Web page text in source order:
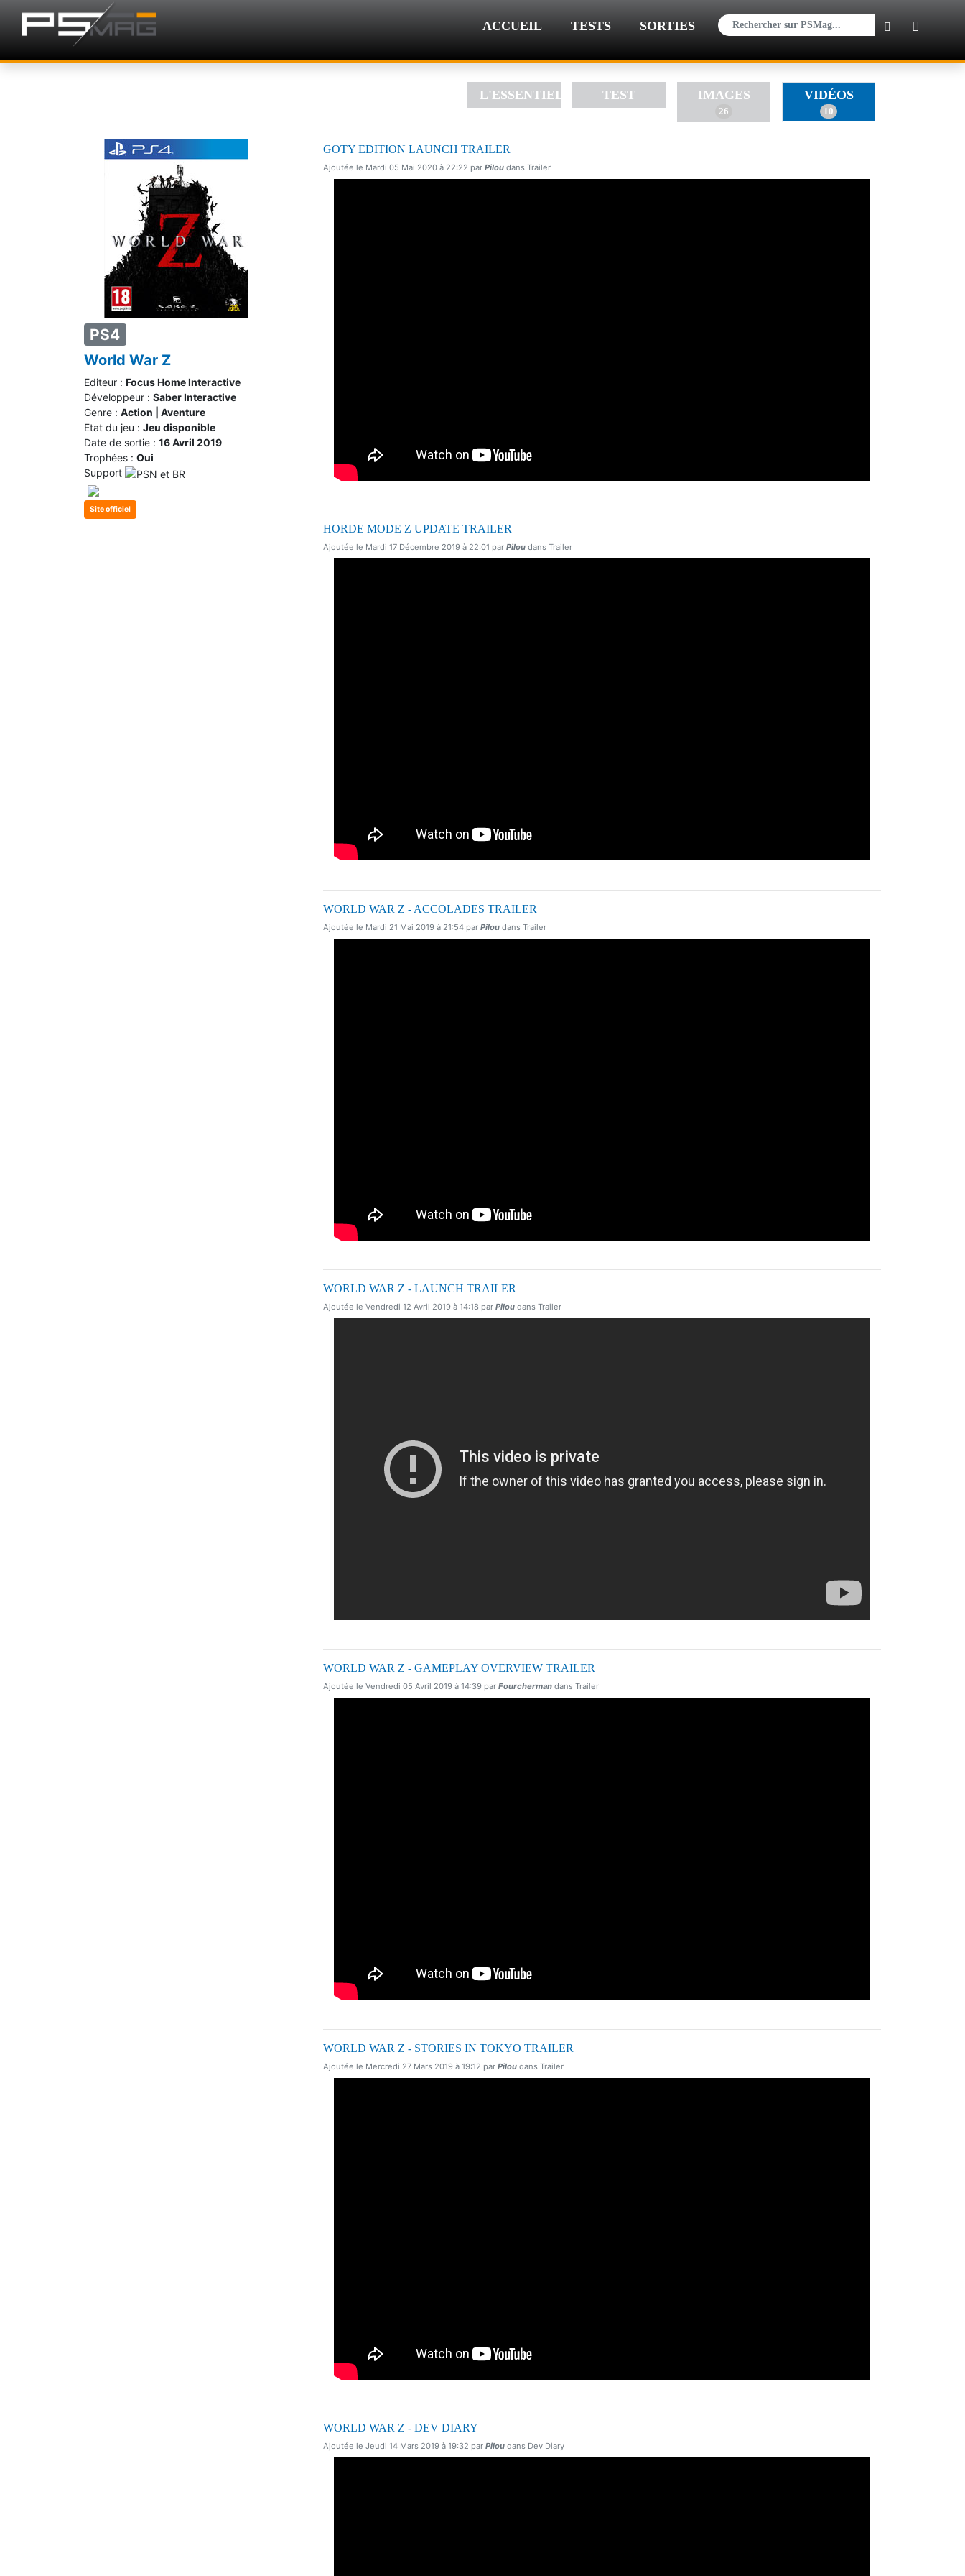
×
ACCUEIL TESTS SORTIES
L'ESSENTIEL TEST IMAGES
26
VIDÉOS
10
PS4
World War Z
Editeur : Focus Home Interactive
Développeur : Saber Interactive
Genre : Action | Aventure
Etat du jeu : Jeu disponible
Date de sortie : 16 Avril 2019
Trophées : Oui
Support
Site officiel
GOTY EDITION LAUNCH TRAILER
Ajoutée le Mardi 05 Mai 2020 à 22:22 parPiloudans Trailer
HORDE MODE Z UPDATE TRAILER
Ajoutée le Mardi 17 Décembre 2019 à 22:01 parPiloudans Trailer
WORLD WAR Z - ACCOLADES TRAILER
Ajoutée le Mardi 21 Mai 2019 à 21:54 parPiloudans Trailer
WORLD WAR Z - LAUNCH TRAILER
Ajoutée le Vendredi 12 Avril 2019 à 14:18 parPiloudans Trailer
WORLD WAR Z - GAMEPLAY OVERVIEW TRAILER
Ajoutée le Vendredi 05 Avril 2019 à 14:39 parFourchermandans Trailer
WORLD WAR Z - STORIES IN TOKYO TRAILER
Ajoutée le Mercredi 27 Mars 2019 à 19:12 parPiloudans Trailer
WORLD WAR Z - DEV DIARY
Ajoutée le Jeudi 14 Mars 2019 à 19:32 parPiloudans Dev Diary